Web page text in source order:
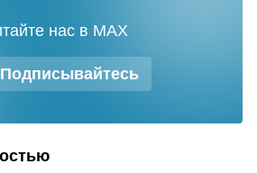
Подписывайтесь
нас в MAX